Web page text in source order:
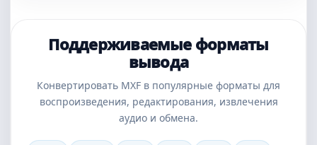
Поддерживаемые форматы
вывода
Конвертировать MXF в популярные форматы для
воспроизведения, редактирования, извлечения
аудио и обмена.